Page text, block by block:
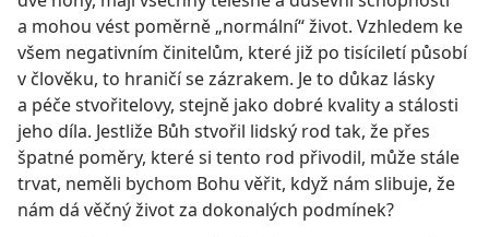
a mohou vést poměrně „normální“ život. Vzhledem ke
všem negativním činitelům, které již po tisíciletí působí
v člověku, to hraničí se zázrakem. Je to důkaz lásky
a péče stvořitelovy, stejně jako dobré kvality a stálosti
jeho díla. Jestliže Bůh stvořil lidský rod tak, že přes
špatné poměry, které si tento rod přivodil, může stále
trvat, neměli bychom Bohu věřit, když nám slibuje, že
nám dá věčný život za dokonalých podmínek?